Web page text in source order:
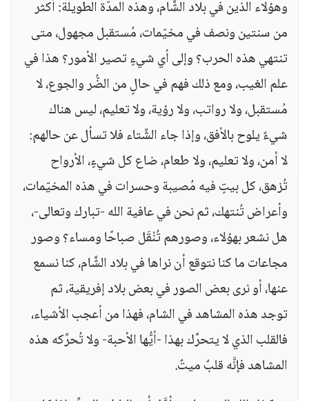
وهؤلاء الذين في بلاد الشَّام، وهذه المدّة الطويلة: أكثر
من سنتين ونصف في مخيّمات، مُستقبل مجهول، متى
تنتهي هذه الحرب؟ وإلى أي شيءٍ تصير الأمور؟ هذا في
علم الغيب، ومع ذلك فهم في حالٍ من الضُّر والجوع، لا
مُستقبل، ولا رواتب، ولا رؤية، ولا تعليم، ليس هناك
شيءٌ يلوح بالأفق، وإذا جاء الشِّتاء فلا تسأل عن حالهم:
لا أمن، ولا تعليم، ولا طعام، ضاع كل شيءٍ، الأرواح
تُزهق، كل بيتٍ فيه مُصيبة وحسرات في هذه المخيّمات،
وأعراض تُنتهك، ثم نحن في عافية الله -تبارك وتعالى-،
هل نشعر بهؤلاء، وصورهم تُنْقَل صباحًا ومساء؟ وصور
مجاعات ما كنا نتوقع أن نراها في بلاد الشَّام، كنا نسمع
عنها، أو نرى بعض الصور في بعض بلاد إفريقية، ثم
توجد هذه المشاهد في الشام، فهذا من أعجب الأشياء،
فالقلب الذي لا يتحرَّك بهذا -أيُّها الأحبة- ولا تُحرِّكه هذه
المشاهد فإنَّه قلبٌ ميتٌ.